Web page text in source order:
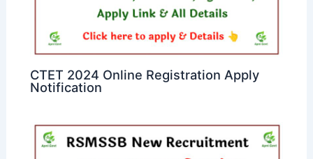
CTET 2024 Online Registration Apply
Notification